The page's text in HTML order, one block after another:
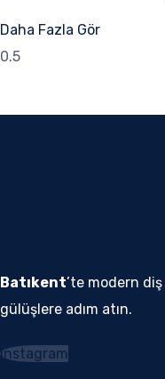
Daha Fazla Gör
Batıkent’te modern
gülüşlere adım atın.
Instagram